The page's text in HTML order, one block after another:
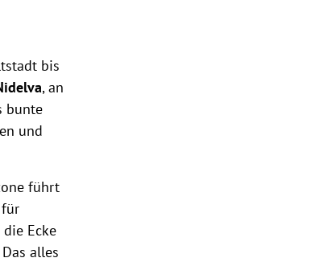
bis
, an
bunte
und
führt
Ecke
alles